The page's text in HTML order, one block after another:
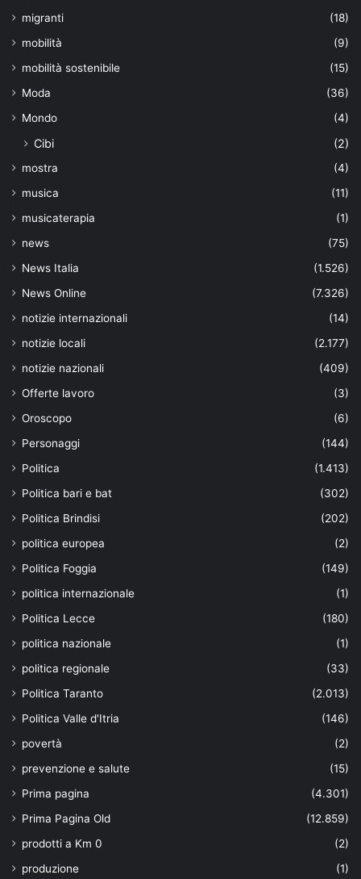
migranti
(18)
mobilità
(9)
mobilità sostenibile
(15)
Moda
(36)
Mondo
(4)
Cibi (2)
mostra
(4)
musica
(11)
musicaterapia
(1)
news
(75)
News Italia
(1.526)
News Online
(7.326)
notizie internazionali
(14)
notizie locali
(2.177)
notizie nazionali
(409)
Offerte lavoro
(3)
Oroscopo
(6)
Personaggi
(144)
Politica
(1.413)
Politica bari e bat
(302)
Politica Brindisi
(202)
politica europea
(2)
Politica Foggia
(149)
politica internazionale
(1)
Politica Lecce
(180)
politica nazionale
(1)
politica regionale
(33)
Politica Taranto
(2.013)
Politica Valle d'Itria
(146)
povertà
(2)
prevenzione e salute
(15)
Prima pagina
(4.301)
Prima Pagina Old
(12.859)
prodotti a Km 0
(2)
produzione
(1)